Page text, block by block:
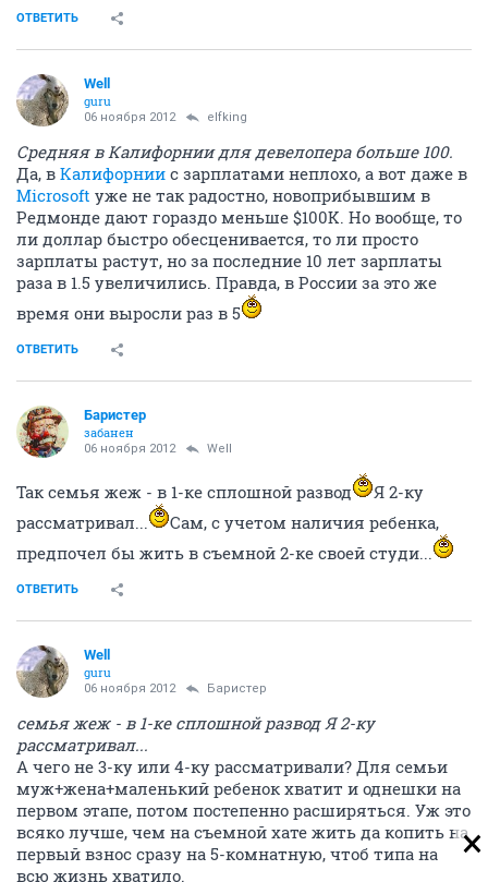
ОТВЕТИТЬ
Well
guru
06 ноября 2012 elfking
Средняя в Калифорнии для девелопера больше 100.
Да, в Калифорнии с зарплатами неплохо, а вот даже в
Microsoft уже не так радостно, новоприбывшим в
Редмонде дают гораздо меньше $100K. Но вообще, то
ли доллар быстро обесценивается, то ли просто
зарплаты растут, но за последние 10 лет зарплаты
раза в 1.5 увеличились. Правда, в России за это же
время они выросли раз в 5
ОТВЕТИТЬ
Баристер
забанен
06 ноября 2012 Well
Так семья жеж - в 1-ке сплошной развод
Я 2-ку
рассматривал...
Сам, с учетом наличия ребенка,
предпочел бы жить в съемной 2-ке своей студи...
ОТВЕТИТЬ
Well
guru
06 ноября 2012 Баристер
семья жеж - в 1-ке сплошной развод Я 2-ку
рассматривал...
А чего не 3-ку или 4-ку рассматривали? Для семьи
муж+жена+маленький ребенок хватит и однешки на
первом этапе, потом постепенно расширяться. Уж это
всяко лучше, чем на съемной хате жить да копить на
первый взнос сразу на 5-комнатную, чтоб типа на
всю жизнь хватило.